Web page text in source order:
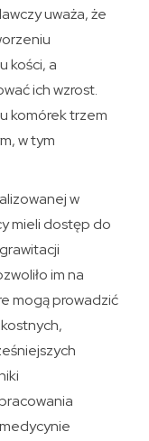
uważa, że
kości, a
ich wzrost.
komórek trzem
w tym
w
mieli dostęp do
im na
mogą prowadzić